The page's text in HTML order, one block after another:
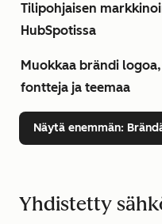
Tilipohjaisen
HubSpotissa
Muokkaa brändi
fontteja ja teemaa
Näytä enemmän:
Yhdistetty